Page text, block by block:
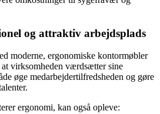
og attraktiv arbejdsplads
moderne, ergonomiske kontormøbler
virksomheden værdsætter sine
øge medarbejdertilfredsheden og gøre
ergonomi, kan også opleve: